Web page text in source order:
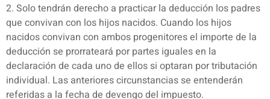
2. Solo tendrán derecho a practicar la deducción los padres
que convivan con los hijos nacidos. Cuando los hijos
nacidos convivan con ambos progenitores el importe de la
deducción se prorrateará por partes iguales en la
declaración de cada uno de ellos si optaran por tributación
individual. Las anteriores circunstancias se entenderán
referidas a la fecha de devengo del impuesto.